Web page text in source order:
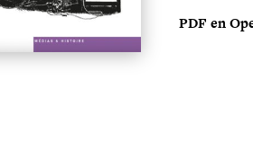
PDF en